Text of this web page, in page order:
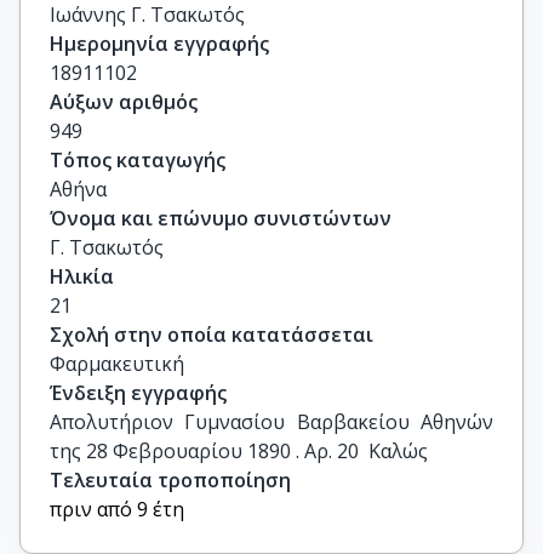
Ιωάννης Γ. Τσακωτός
Ημερομηνία εγγραφής
18911102
Αύξων αριθμός
949
Τόπος καταγωγής
Αθήνα
Όνομα και επώνυμο συνιστώντων
Γ. Τσακωτός
Ηλικία
21
Σχολή στην οποία κατατάσσεται
Φαρμακευτική
Ένδειξη εγγραφής
Απολυτήριον Γυμνασίου Βαρβακείου Αθηνών
της 28 Φεβρουαρίου 1890 . Αρ. 20  Καλώς
Τελευταία τροποποίηση
πριν από 9 έτη